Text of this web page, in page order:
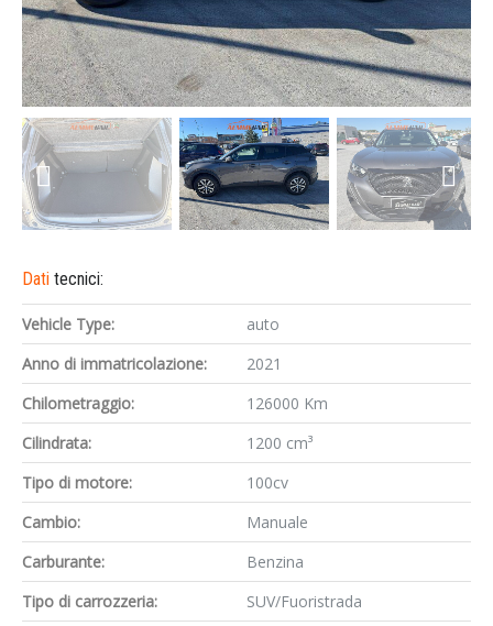
Dati tecnici:
Vehicle Type:
auto
Anno di immatricolazione:
2021
Chilometraggio:
126000 Km
Cilindrata:
1200 cm³
Tipo di motore:
100cv
Cambio:
Manuale
Carburante:
Benzina
Tipo di carrozzeria:
SUV/Fuoristrada